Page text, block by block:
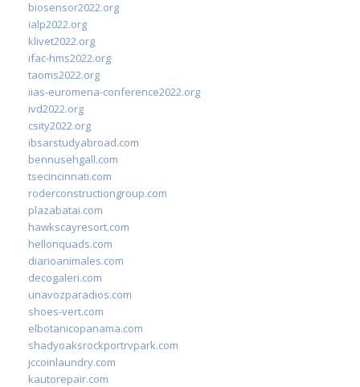
biosensor2022.org
ialp2022.org
klivet2022.org
ifac-hms2022.org
taoms2022.org
iias-euromena-conference2022.org
ivd2022.org
csity2022.org
ibsarstudyabroad.com
bennusehgall.com
tsecincinnati.com
roderconstructiongroup.com
plazabatai.com
hawkscayresort.com
hellonquads.com
diarioanimales.com
decogaleri.com
unavozparadios.com
shoes-vert.com
elbotanicopanama.com
shadyoaksrockportrvpark.com
jccoinlaundry.com
kautorepair.com